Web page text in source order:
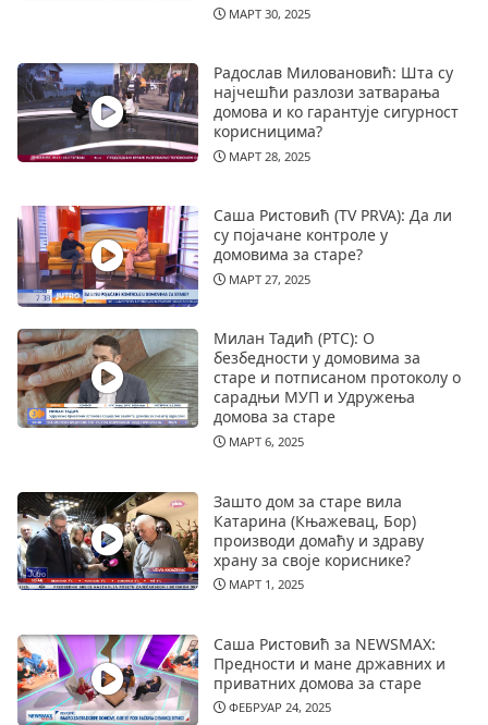
МАРТ 30, 2025
Радослав Миловановић: Шта су
најчешћи разлози затварања
домова и ко гарантује сигурност
корисницима?
МАРТ 28, 2025
Саша Ристовић (TV PRVA): Да ли
су појачане контроле у
домовима за старе?
МАРТ 27, 2025
Милан Тадић (РТС): О
безбедности у домовима за
старе и потписаном протоколу о
сарадњи МУП и Удружења
домова за старе
МАРТ 6, 2025
Зашто дом за старе вила
Катарина (Књажевац, Бор)
производи домаћу и здраву
храну за своје кориснике?
МАРТ 1, 2025
Саша Ристовић за NEWSMAX:
Предности и мане државних и
приватних домова за старе
ФЕБРУАР 24, 2025